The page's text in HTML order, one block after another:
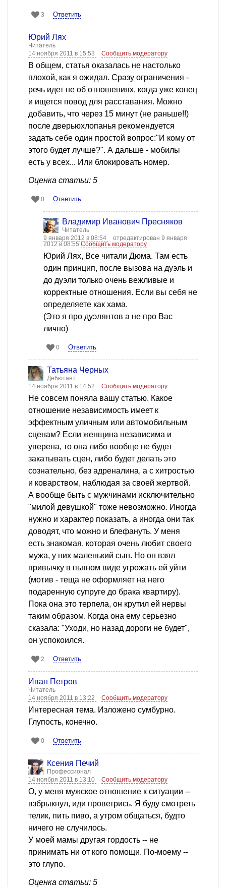
3 Ответить
Юрий Лях
Читатель
14 ноября 2011 в 15:53
Сообщить модератору
В общем, статья оказалась не настолько
плохой, как я ожидал. Сразу ограничения -
речь идет не об отношениях, когда уже конец
и ищется повод для расставания. Можно
добавить, что через 15 минут (не раньше!!)
после дверьюхлопанья рекомендуется
задать себе один простой вопрос:"И кому от
этого будет лучше?". А дальше - мобилы
есть у всех... Или блокировать номер.
Оценка статьи: 5
0 Ответить
Владимир Иванович Пресняков
Читатель
9 января 2012 в 08:54
отредактирован 9 января
2012 в 08:55Сообщить модератору
Юрий Лях, Все читали Дюма. Там есть
один принцип, после вызова на дуэль и
до дуэли только очень вежливые и
корректные отношения. Если вы себя не
определяете как хама.
(Это я про дуэлянтов а не про Вас
лично)
0 Ответить
Татьяна Черных
Дебютант
14 ноября 2011 в 14:52
Сообщить модератору
Не совсем поняла вашу статью. Какое
отношение независимость имеет к
эффектным уличным или автомобильным
сценам? Если женщина независима и
уверена, то она либо вообще не будет
закатывать сцен, либо будет делать это
сознательно, без адреналина, а с хитростью
и коварством, наблюдая за своей жертвой.
А вообще быть с мужчинами исключительно
"милой девушкой" тоже невозможно. Иногда
нужно и характер показать, а иногда они так
доводят, что можно и блефануть. У меня
есть знакомая, которая очень любит своего
мужа, у них маленький сын. Но он взял
привычку в пьяном виде угрожать ей уйти
(мотив - теща не оформляет на него
подаренную супруге до брака квартиру).
Пока она это терпела, он крутил ей нервы
таким образом. Когда она ему серьезно
сказала: "Уходи, но назад дороги не будет",
он успокоился.
2 Ответить
Иван Петров
Читатель
14 ноября 2011 в 13:22
Сообщить модератору
Интересная тема. Изложено сумбурно.
Глупость, конечно.
0 Ответить
Ксения Печий
Профессионал
14 ноября 2011 в 13:10
Сообщить модератору
О, у меня мужское отношение к ситуации --
взбрыкнул, иди проветрись. Я буду смотреть
телик, пить пиво, а утром общаться, будто
ничего не случилось.
У моей мамы другая гордость -- не
принимать ни от кого помощи. По-моему --
это глупо.
Оценка статьи: 5